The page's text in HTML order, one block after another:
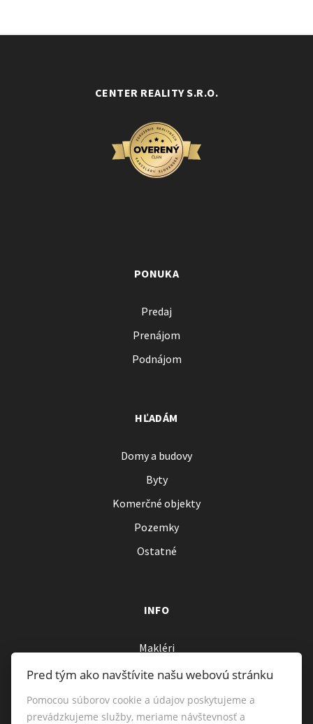
CENTER REALITY S.R.O.
PONUKA
Predaj
Prenájom
Podnájom
HĽADÁM
Domy a budovy
Byty
Komerčné objekty
Pozemky
Ostatné
INFO
Makléri
Napíšte nám
Kontakt
Pred tým ako navštívite našu webovú stránku
Pomocou súborov cookie a údajov poskytujeme a
prevádzkujeme služby, meriame návštevnosť a